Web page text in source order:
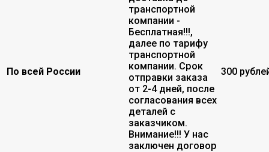
По всей России
транспортной
компании -
Бесплатная!!!,
далее по тарифу
транспортной
компании. Срок
отправки заказа
от 2-4 дней, после
согласования всех
деталей с
заказчиком.
Внимание!!! У нас
заключен договор
300